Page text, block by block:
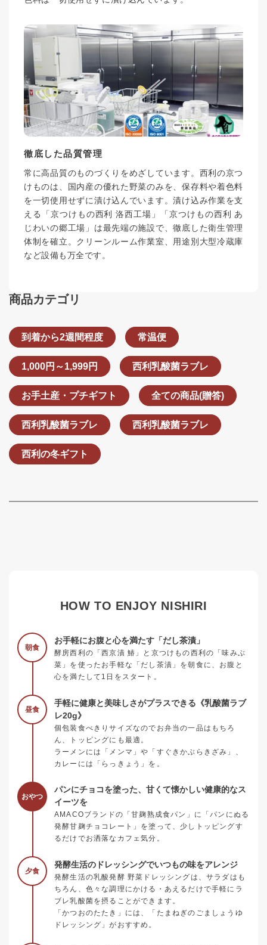
徹底した品質管理
常に高品質のものづくりをめざしています。西利の京つ
けものは、国内産の優れた野菜のみを、保存料や着色料
を一切使用せずに漬け込んでいます。漬け込み作業を支
える「京つけもの西利 洛西工場」「京つけもの西利 あ
じわいの郷工場」は最先端の施設で、徹底した衛生管理
体制を確立。クリーンルーム作業室、用途別大型冷蔵庫
など設備も万全です。
商品カテゴリ
到着から2週間程度 常温便
1,000円～1,999円 西利乳酸菌ラブレ
お手土産・プチギフト 全ての商品(贈答)
西利乳酸菌ラブレ 西利乳酸菌ラブレ
西利の冬ギフト
HOW TO ENJOY NISHIRI
朝食
お手軽にお腹と心を満たす「だし茶漬」
酵房西利の「西京漬 鰆」と京つけもの西利の「味みぶ
菜」を使ったお手軽な「だし茶漬」を朝食に、お腹と
心を満たして1日をスタート。
昼食
手軽に健康と美味しさがプラスできる《乳酸菌ラブ
レ20g》
個包装食べきりサイズなのでお弁当の一品はもちろ
ん、トッピングにも最適。
ラーメンには「メンマ」や「すぐきかぶらきざみ」、
カレーには「らっきょう」を。
おやつ
パンにチョコを塗った、甘くて懐かしい健康的なス
イーツを
AMACOブランドの「甘麹熟成食パン」に「パンにぬる
発酵甘麹チョコレート」を塗って、少しトッピングす
るだけでお洒落なカフェ気分。
夕食
発酵生活のドレッシングでいつもの味をアレンジ
発酵生活の乳酸発酵 野菜ドレッシングは、サラダはも
ちろん、色々な調理にかける・あえるだけで手軽にラ
ブレ乳酸菌を摂ることができます。
「かつおのたたき」には、「たまねぎのごましょうゆ
ドレッシング」がおすすめ。